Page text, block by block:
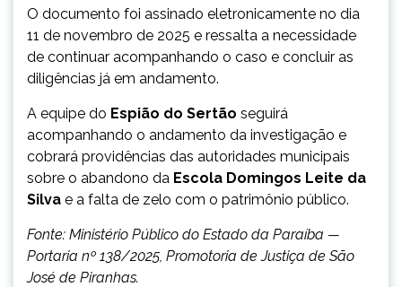
O documento foi assinado eletronicamente no dia
11 de novembro de 2025 e ressalta a necessidade
de continuar acompanhando o caso e concluir as
diligências já em andamento.
A equipe do Espião do Sertão seguirá
acompanhando o andamento da investigação e
cobrará providências das autoridades municipais
sobre o abandono da Escola Domingos Leite da
Silva e a falta de zelo com o patrimônio público.
Fonte: Ministério Público do Estado da Paraíba —
Portaria nº 138/2025, Promotoria de Justiça de São
José de Piranhas.